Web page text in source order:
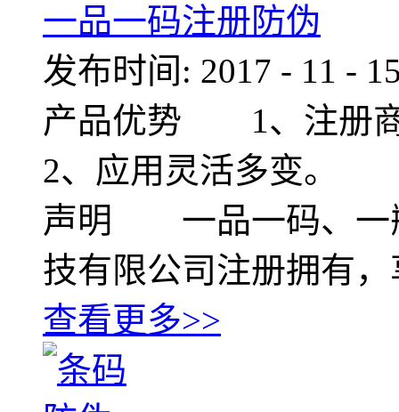
一品一码注册防伪
发布时间: 2017 - 11 -
产品优势 1、注册
2、应用灵活多变。
声明 一品一码、一
技有限公司注册拥有
查看更多>>